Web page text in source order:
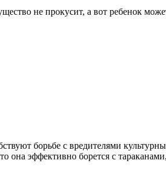
не прокусит, а вот ребенок
борьбе с вредителями
она эффективно борется с